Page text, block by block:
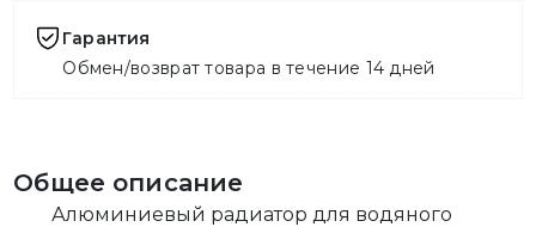
Гарантия
Обмен/возврат товара в течение 14 дней
Общее описание
Алюминиевый радиатор для водяного